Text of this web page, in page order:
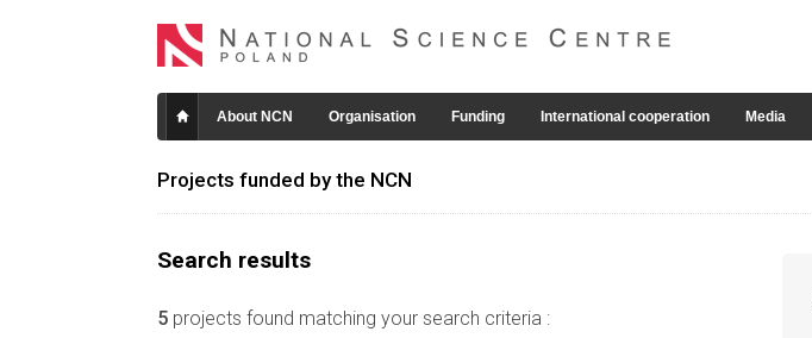
About NCN Organisation Funding International cooperation Media
Projects funded by the NCN
Search results
5 projects found matching your search criteria :